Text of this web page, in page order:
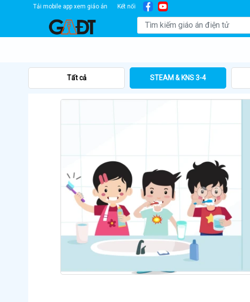
Tải mobile app xem giáo án Kết nối
Tất cả STEAM & KNS 3-4